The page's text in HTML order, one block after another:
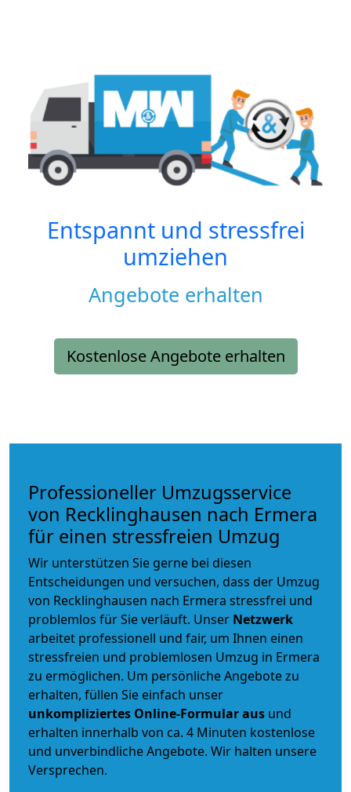
Entspannt und stressfrei
umziehen
Angebote erhalten
Kostenlose Angebote erhalten
Professioneller Umzugsservice
von Recklinghausen nach Ermera
für einen stressfreien Umzug
Wir unterstützen Sie gerne bei diesen
Entscheidungen und versuchen, dass der Umzug
von Recklinghausen nach Ermera stressfrei und
problemlos für Sie verläuft. Unser Netzwerk
arbeitet professionell und fair, um Ihnen einen
stressfreien und problemlosen Umzug in Ermera
zu ermöglichen. Um persönliche Angebote zu
erhalten, füllen Sie einfach unser
unkompliziertes Online-Formular aus und
erhalten innerhalb von ca. 4 Minuten kostenlose
und unverbindliche Angebote. Wir halten unsere
Versprechen.